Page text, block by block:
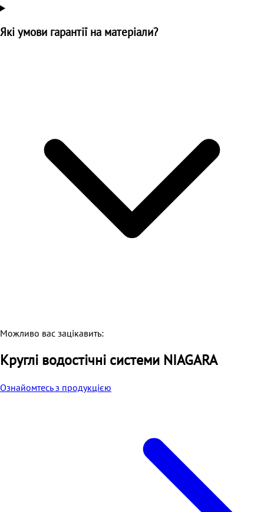
Які умови гарантії на матеріали?
Можливо вас зацікавить:
Круглі водостічні системи NIAGARA
Ознайомтесь з продукцією